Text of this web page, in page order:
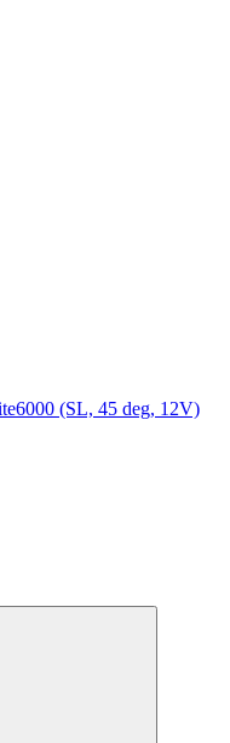
(SL, 45 deg, 12V)